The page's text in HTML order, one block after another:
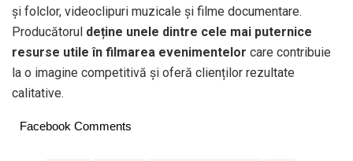
și folclor, videoclipuri muzicale și filme documentare.
Producătorul deține unele dintre cele mai puternice
resurse utile în filmarea evenimentelor care contribuie
la o imagine competitivă și oferă clienților rezultate
calitative.
Facebook Comments